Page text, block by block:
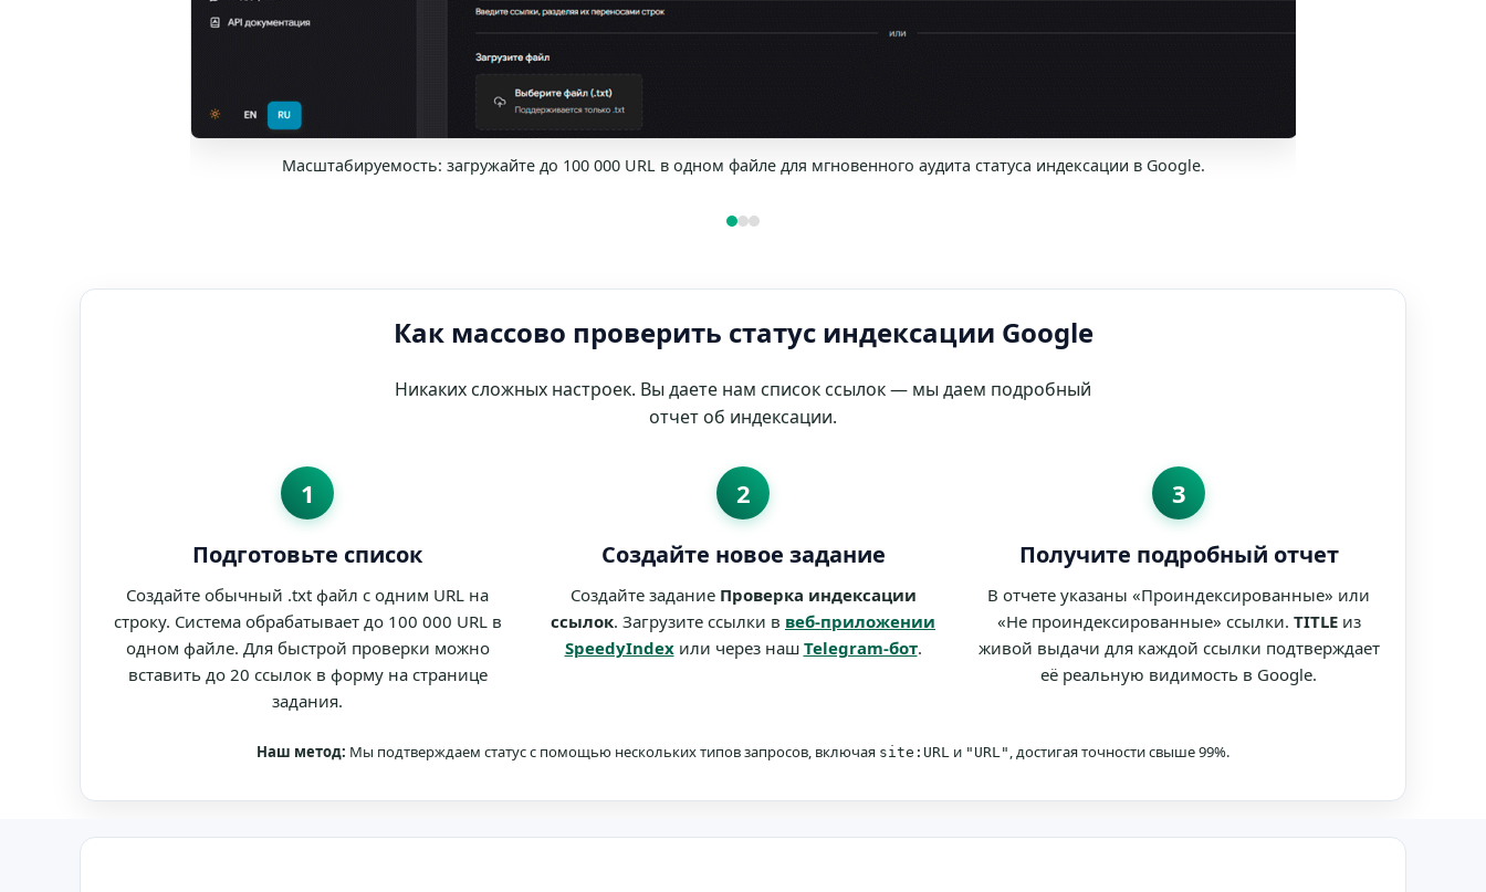
Масштабируемость: загружайте до 100 000 URL в одном файле для мгновенного аудита статуса индексации в Google.
Как массово проверить статус индексации Google
Никаких сложных настроек. Вы даете нам список ссылок — мы даем подробный
отчет об индексации.
1
Подготовьте список
Создайте обычный .txt файл с одним URL на
строку. Система обрабатывает до 100 000 URL в
одном файле. Для быстрой проверки можно
вставить до 20 ссылок в форму на странице
задания.
2
Создайте новое задание
Создайте задание Проверка индексации
ссылок. Загрузите ссылки в веб-приложении
SpeedyIndexили через наш Telegram-бот.
3
Получите подробный отчет
В отчете указаны «Проиндексированные» или
«Не проиндексированные» ссылки. TITLEиз
живой выдачи для каждой ссылки подтверждает
её реальную видимость в Google.
Наш метод: Мы подтверждаем статус с помощью нескольких типов запросов, включая site:URL и "URL" , достигая точности свыше 99%.